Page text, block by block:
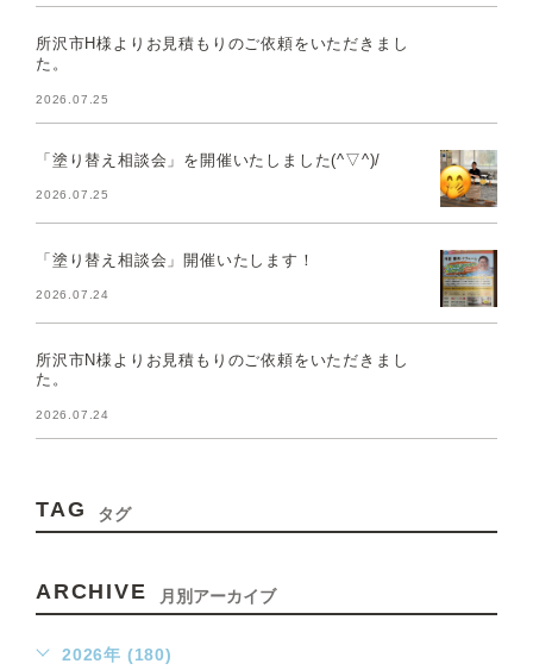
所沢市H様よりお見積もりのご依頼をいただきまし
た。
2026.07.25
「塗り替え相談会」を開催いたしました(^▽^)/
2026.07.25
「塗り替え相談会」開催いたします！
2026.07.24
所沢市N様よりお見積もりのご依頼をいただきまし
た。
2026.07.24
TAG タグ
ARCHIVE 月別アーカイブ
2026年 (180)